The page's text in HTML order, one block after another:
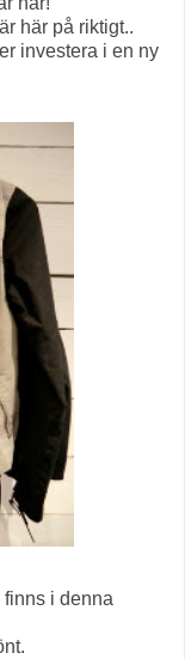
här på riktigt..
investera i en ny
finns i denna